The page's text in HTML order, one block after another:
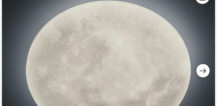
einde
van
de
afbeeldingen-